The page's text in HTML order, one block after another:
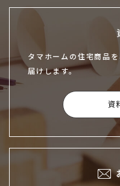
タマホームの住宅商品
届けします。
資